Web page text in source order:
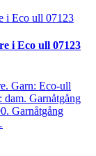
i Eco ull 07123
Garn: Eco-ull
dam. Garnåtgång
Garnåtgång